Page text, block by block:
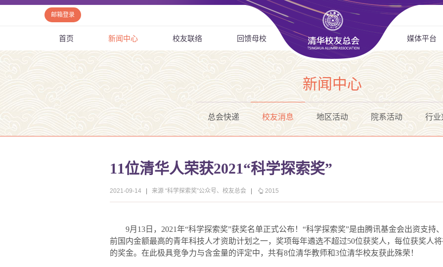
邮箱登录
首页 新闻中心 校友联络 回馈母校 媒体平台
新闻中心
总会快递 校友消息 地区活动 院系活动 行业
11位清华人荣获2021“科学探索奖”
2021-09-14 来源 “科学探索奖”公众号、校友总会 2015
9月 13 日， 2021年“科学探索奖”获奖名单正式公布！“科学探索奖”是由腾讯基金会出资支持
前国内金额最高的青年科技人才资助计划之一，奖项每年遴选不超过50位获奖人，每位获奖人
的奖金。在此极具竞争力与含金量的评定中，共有8位清华教师和3位清华校友获此殊荣！